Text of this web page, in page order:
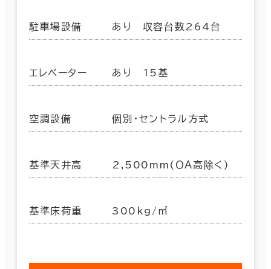
駐車場設備 あり 収容台数264台
エレベーター あり 15基
空調設備 個別・セントラル方式
基準天井高 2,500mm(ＯＡ高除く)
基準床荷重 300kg/㎡